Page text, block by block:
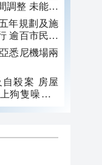
調整 未能製
憾
年規劃及施
逾百市民出
悉尼機場兩
殺案 房屋
狗隻噪音 6